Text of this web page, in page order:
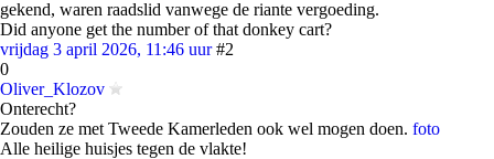
gekend, waren raadslid vanwege de riante vergoeding.
Did anyone get the number of that donkey cart?
vrijdag 3 april 2026, 11:46 uur #2
0
Oliver_Klozov
Onterecht?
Zouden ze met Tweede Kamerleden ook wel mogen doen. foto
Alle heilige huisjes tegen de vlakte!